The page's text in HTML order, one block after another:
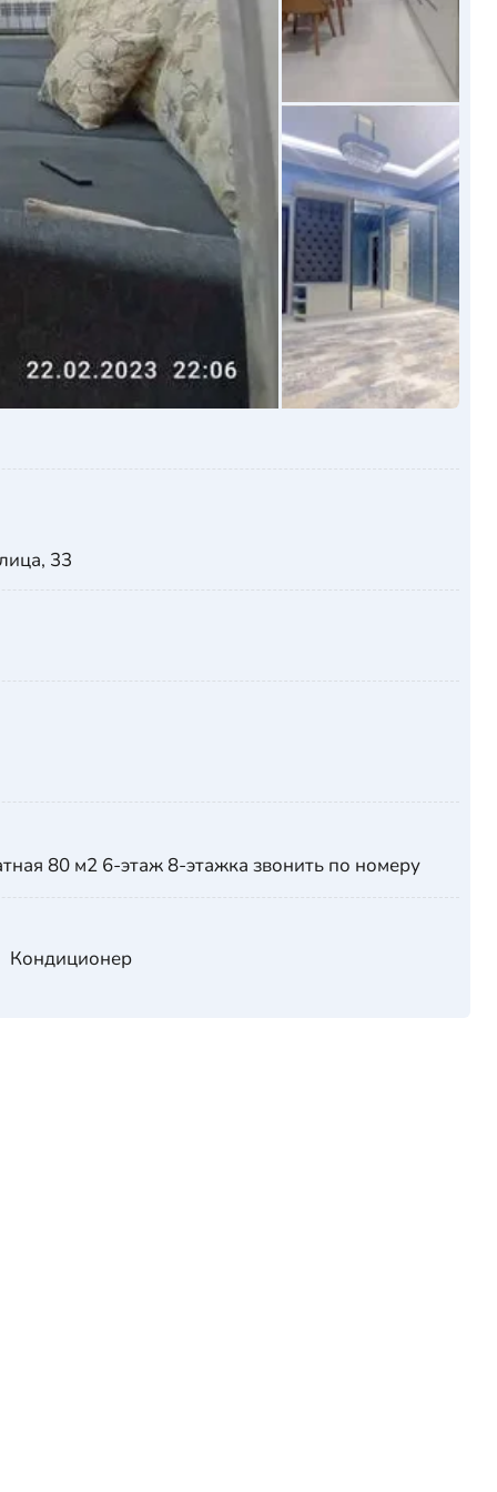
33
80 м2 6-этаж 8-этажка звонить по номеру
Кондиционер